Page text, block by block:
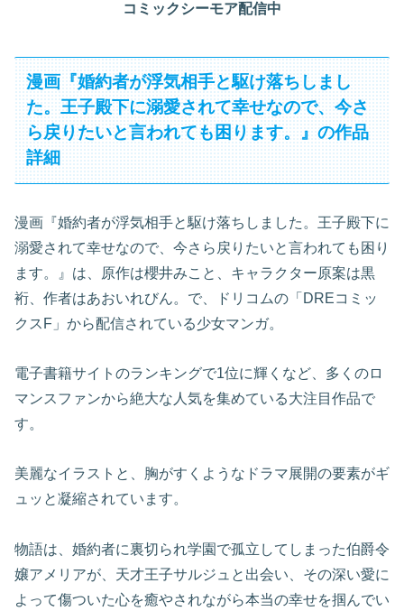
コミックシーモア配信中
漫画『婚約者が浮気相手と駆け落ちしまし
た。王子殿下に溺愛されて幸せなので、今さ
ら戻りたいと言われても困ります。』の作品
詳細
漫画『婚約者が浮気相手と駆け落ちしました。王子殿下に
溺愛されて幸せなので、今さら戻りたいと言われても困り
ます。』は、原作は櫻井みこと、キャラクター原案は黒
裄、作者はあおいれびん。で、ドリコムの「DREコミッ
クスF」から配信されている少女マンガ。
電子書籍サイトのランキングで1位に輝くなど、多くのロ
マンスファンから絶大な人気を集めている大注目作品で
す。
美麗なイラストと、胸がすくようなドラマ展開の要素がギ
ュッと凝縮されています。
物語は、婚約者に裏切られ学園で孤立してしまった伯爵令
嬢アメリアが、天才王子サルジュと出会い、その深い愛に
よって傷ついた心を癒やされながら本当の幸せを掴んでい